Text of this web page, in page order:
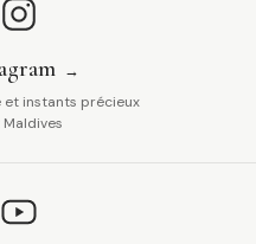
et instants précieux
Maldives